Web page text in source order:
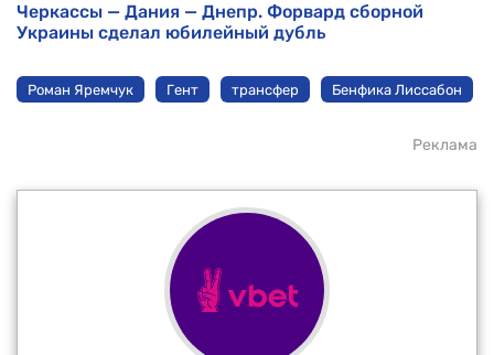
Черкассы — Дания — Днепр. Форвард сборной
Украины сделал юбилейный дубль
Роман Яремчук Гент трансфер Бенфика Лиссабон
Реклама